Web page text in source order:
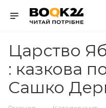
Царство
: казкова
Сашко